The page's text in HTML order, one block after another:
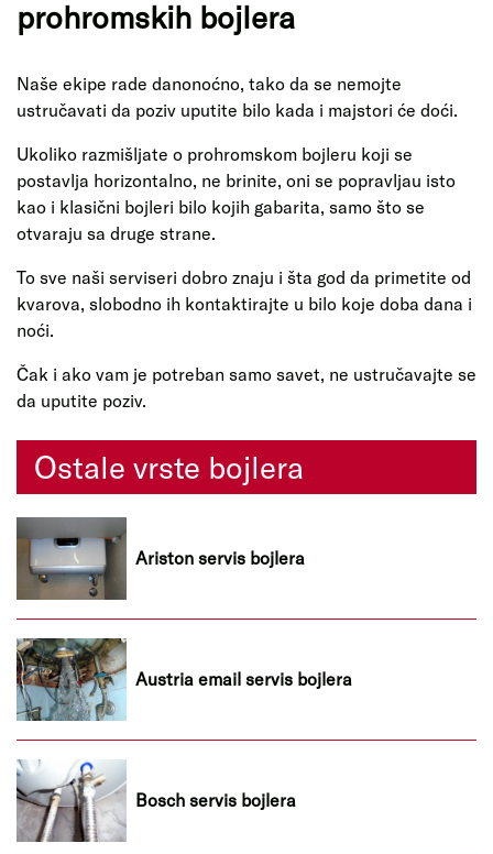
prohromskih bojlera
Naše ekipe rade danonoćno, tako da se nemojte
ustručavati da poziv uputite bilo kada i majstori će doći.
Ukoliko razmišljate o prohromskom bojleru koji se
postavlja horizontalno, ne brinite, oni se popravljau isto
kao i klasični bojleri bilo kojih gabarita, samo što se
otvaraju sa druge strane.
To sve naši serviseri dobro znaju i šta god da primetite od
kvarova, slobodno ih kontaktirajte u bilo koje doba dana i
noći.
Čak i ako vam je potreban samo savet, ne ustručavajte se
da uputite poziv.
Ostale vrste bojlera
Ariston servis bojlera
Austria email servis bojlera
Bosch servis bojlera